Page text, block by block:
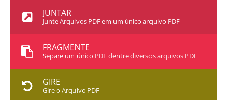
JUNTAR
Junte Arquivos PDF em um único arquivo PDF
FRAGMENTE
Separe um único PDF dentre diversos arquivos PDF
GIRE
Gire o Arquivo PDF